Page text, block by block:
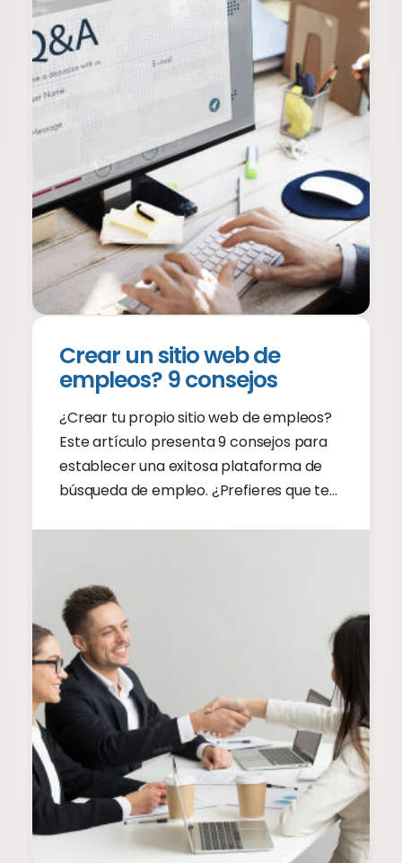
Crear un sitio web de
empleos? 9 consejos
¿Crear tu propio sitio web de empleos?
Este artículo presenta 9 consejos para
establecer una exitosa plataforma de
búsqueda de empleo. ¿Prefieres que te